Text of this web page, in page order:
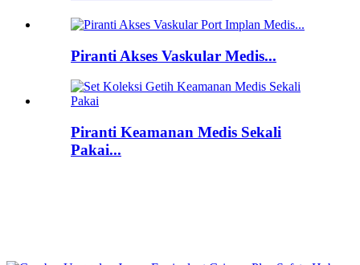
Piranti Akses Vaskular Medis...
Piranti Keamanan Medis Sekali
Pakai...